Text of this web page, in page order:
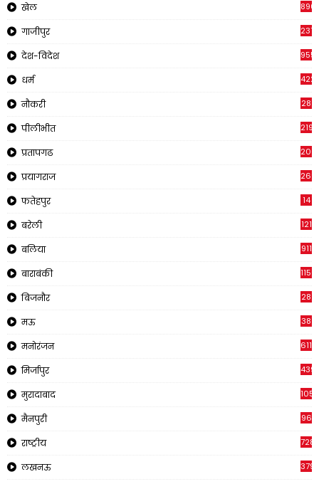
खेल 890
गाजीपुर 237
देश-विदेश 955
धर्म 422
नौकरी 28
पीलीभीत 2195
प्रतापगढ
प्रयागराज 269
फतेहपुर 14
बरेली 121
बलिया 911
बाराबंकी 1150
बिजनौर 28
मऊ 38
मनोरंजन 611
मिर्जापुर 439
मुरादाबाद 1054
मैनपुरी 96
राष्ट्रीय 7285
लखनऊ 3793